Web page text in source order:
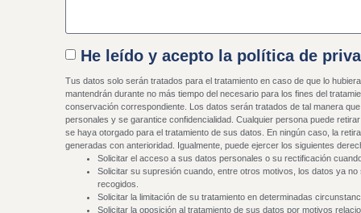
He leído y acepto la política de
Tus datos solo serán tratados para el tratamiento en caso de que lo
mantendrán durante no más tiempo del necesario para los fines del
conservación correspondiente. Los datos serán tratados de tal manera
personales y se garantice confidencialidad. Cualquier persona puede
se haya otorgado para el tratamiento de sus datos. En ningún caso, la
generadas con anterioridad. Igualmente, puede ejercer los siguientes
Solicitar el acceso a sus datos personales o su rectificación
Solicitar su supresión cuando, entre otros motivos, los datos ya
recogidos.
Solicitar la limitación de su tratamiento en determinadas
Solicitar la oposición al tratamiento de sus datos por motivos